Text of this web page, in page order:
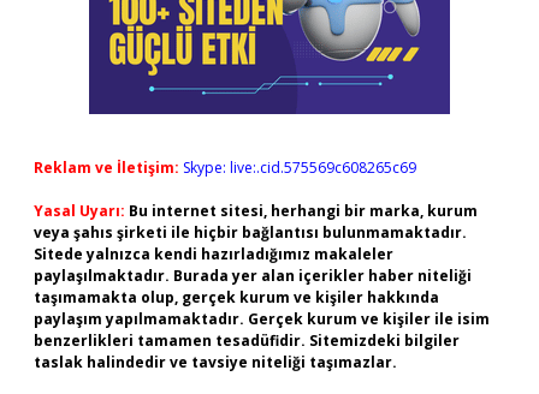
Reklam ve İletişim: Skype: live:.cid.575569c608265c69
Yasal Uyarı: Bu internet sitesi, herhangi bir marka, kurum
veya şahıs şirketi ile hiçbir bağlantısı bulunmamaktadır.
Sitede yalnızca kendi hazırladığımız makaleler
paylaşılmaktadır. Burada yer alan içerikler haber niteliği
taşımamakta olup, gerçek kurum ve kişiler hakkında
paylaşım yapılmamaktadır. Gerçek kurum ve kişiler ile isim
benzerlikleri tamamen tesadüfidir. Sitemizdeki bilgiler
taslak halindedir ve tavsiye niteliği taşımazlar.